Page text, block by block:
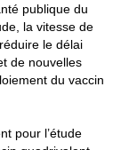
publique du
la vitesse de
le délai
de nouvelles
du vaccin
pour l’étude